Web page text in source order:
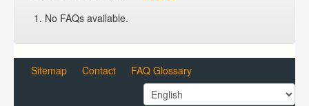
No FAQs available.
Sitemap Contact FAQ Glossary